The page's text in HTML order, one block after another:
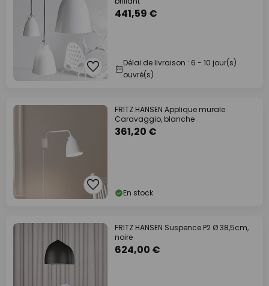
441,59 €
Délai de livraison : 6 - 10 jour(s)
ouvré(s)
FRITZ HANSEN Applique murale
Caravaggio, blanche
361,20 €
En stock
FRITZ HANSEN Suspence P2 Ø 38,5cm,
noire
624,00 €